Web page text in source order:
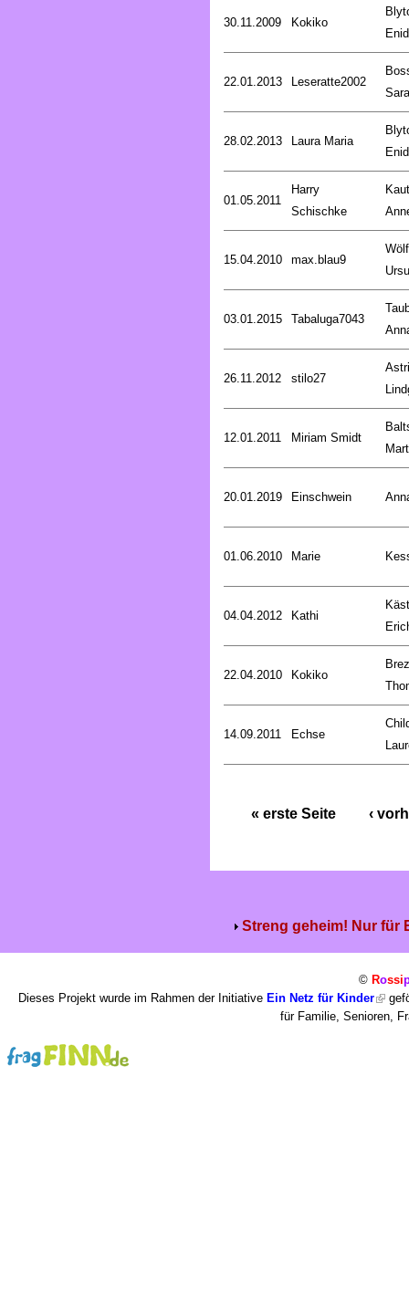
30.11.2009 Kokiko
Enid
22.01.2013 Leseratte2002
28.02.2013 Laura Maria
Enid
01.05.2011
Harry
Schischke
15.04.2010 max.blau9
03.01.2015 Tabaluga7043
26.11.2012 stilo27
12.01.2011 Miriam Smidt
20.01.2019 Einschwein
01.06.2010 Marie
04.04.2012 Kathi
22.04.2010 Kokiko
14.09.2011 Echse
« erste Seite ‹
Streng geheim! Nur für
© Rossi
Dieses Projekt wurde im Rahmen der Initiative Ein Netz für Kinder
für Familie, Senioren,